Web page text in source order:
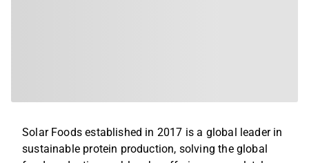
Solar Foods established in 2017 is a global leader in
sustainable protein production, solving the global